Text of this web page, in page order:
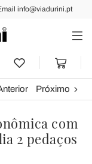
info@viadurini.pt
Próximo
com
2 pedaços